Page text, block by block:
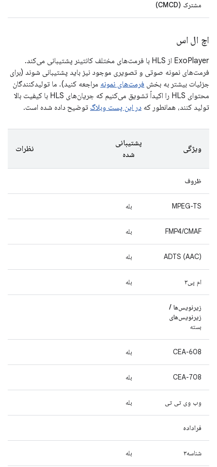
مشترک (CMCD)
اچ ال اس
ExoPlayer از HLS با فرمت‌های مختلف کانتینر پشتیبانی می‌کند.
فرمت‌های نمونه صوتی و تصویری موجود نیز باید پشتیبانی شوند (برای
جزئیات بیشتر به بخش فرمت‌های نمونه مراجعه کنید). ما تولیدکنندگان
محتوای HLS را اکیداً تشویق می‌کنیم که جریان‌های HLS با کیفیت بالا
تولید کنند، همانطور که در این پست وبلاگ توضیح داده شده است.
ویژگی
پشتیبانی
شده
نظرات
ظروف
MPEG-TS بله
FMP4/CMAF بله
ADTS (AAC) بله
ام پی۳ بله
زیرنویس‌ها /
زیرنویس‌های
بسته
CEA-608 بله
CEA-708 بله
وب وی تی تی بله
فراداده
شناسه۳ بله